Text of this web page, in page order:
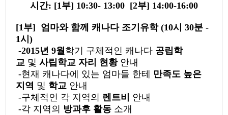
시간: [1부] 10:30- 13:00 [2부] 14:00-16:00
[1부] 엄마와 함께 캐나다 조기유학(10시 30분 -
1시 )
-2015년 9월학기 구체적인 캐나다 공립학
교 및 사립학교 자리 현황 안내
-현재 캐나다에 있는 엄마들 한테 만족도 높은
지역 및 학교 안내
-구체적인 각 지역의 렌트비
안내
-각 지역의 방과후 활동 소개